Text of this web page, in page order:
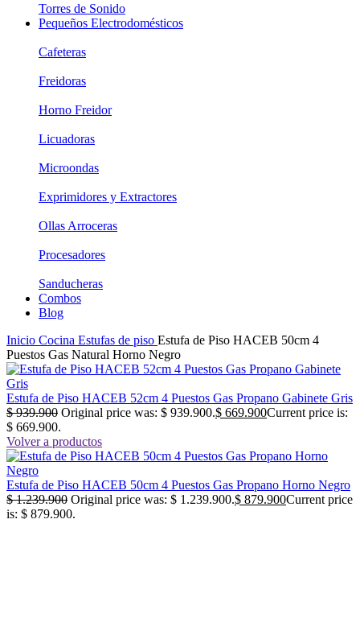
Torres de Sonido
Pequeños Electrodomésticos
Cafeteras
Freidoras
Horno Freidor
Licuadoras
Microondas
Exprimidores y Extractores
Ollas Arroceras
Procesadores
Sanducheras
Combos
Blog
Inicio Cocina Estufas de piso Estufa de Piso HACEB 50cm 4
Puestos Gas Natural Horno Negro
Estufa de Piso HACEB 52cm 4 Puestos Gas Propano Gabinete Gris
$939.900 Original price was: $ 939.900.$ 669.900Current price is:
$ 669.900.
Volver a productos
Estufa de Piso HACEB 50cm 4 Puestos Gas Propano Horno Negro
$1.239.900 Original price was: $ 1.239.900.$ 879.900Current price
is: $ 879.900.